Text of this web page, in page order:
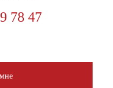
78 47